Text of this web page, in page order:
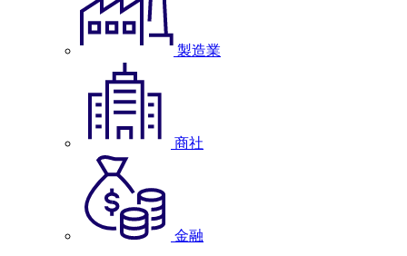
製造業
商社
金融